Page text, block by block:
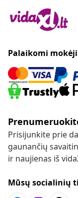
Palaikomi
Prisijunkite prie
gaunančių
ir naujienas iš
Mūsų socialinių